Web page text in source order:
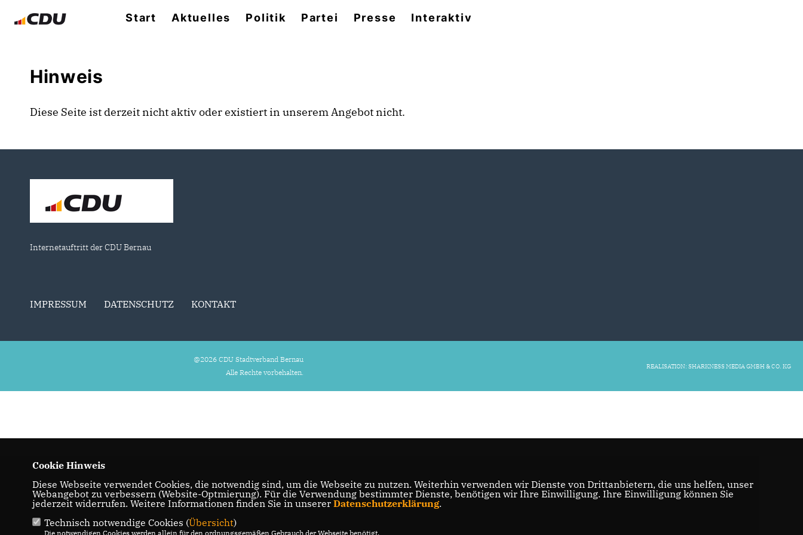
Start Aktuelles Politik Partei Presse Interaktiv
Hinweis
Diese Seite ist derzeit nicht aktiv oder existiert in unserem Angebot nicht.
Internetauftritt der CDU Bernau
IMPRESSUM DATENSCHUTZ KONTAKT
@2026 CDU Stadtverband Bernau
Alle Rechte vorbehalten.
REALISATION: SHARKNESS MEDIA GMBH & CO. KG
Cookie Hinweis
Diese Webseite verwendet Cookies, die notwendig sind, um die Webseite zu nutzen. Weiterhin verwenden wir Dienste von Drittanbietern, die uns helfen, unser
Webangebot zu verbessern (Website-Optmierung). Für die Verwendung bestimmter Dienste, benötigen wir Ihre Einwilligung. Ihre Einwilligung können Sie
jederzeit widerrufen. Weitere Informationen finden Sie in unserer Datenschutzerklärung.
Technisch notwendige Cookies (Übersicht)
Die notwendigen Cookies werden allein für den ordnungsgemäßen Gebrauch der Webseite benötigt.